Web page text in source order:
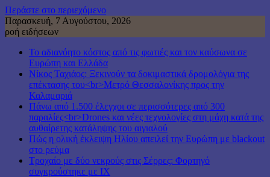
Περάστε στο περιεχόμενο
Παρασκευή, 7 Αυγούστου, 2026
ροή ειδήσεων
Το αδιανόητο κόστος από τις φωτιές και τον καύσωνα σε
Ευρώπη και Ελλάδα
Νίκος Ταχιάος: Ξεκινούν τα δοκιμαστικά δρομολόγια της
επέκτασης του<br>Μετρό Θεσσαλονίκης προς την
Καλαμαριά
Πάνω από 1.500 έλεγχοι σε περισσότερες από 300
παραλίες<br>Drones και νέες τεχνολογίες στη μάχη κατά της
αυθαίρετης κατάληψης του αιγιαλού
Πώς η ολική έκλειψη Ηλίου απειλεί την Ευρώπη με blackout
στο ρεύμα
Τροχαίο με δύο νεκρούς στις Σέρρες: Φορτηγό
συγκρούστηκε με ΙΧ